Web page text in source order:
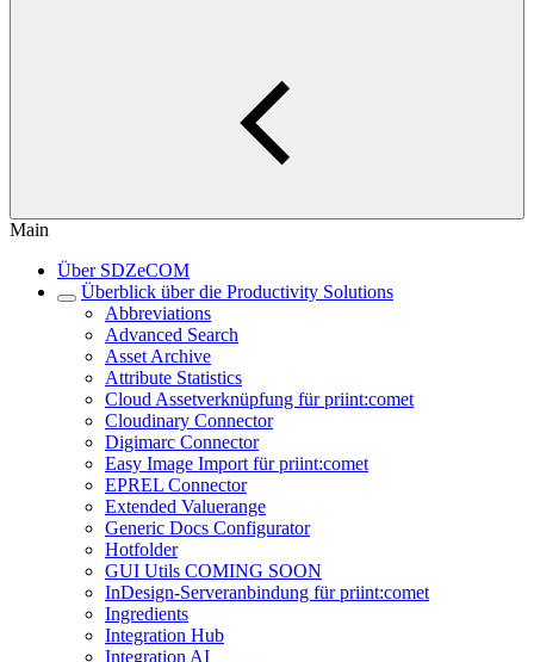
Main
Über SDZeCOM
Überblick über die Productivity Solutions
Abbreviations
Advanced Search
Asset Archive
Attribute Statistics
Cloud Assetverknüpfung für priint:comet
Cloudinary Connector
Digimarc Connector
Easy Image Import für priint:comet
EPREL Connector
Extended Valuerange
Generic Docs Configurator
Hotfolder
GUI Utils COMING SOON
InDesign-Serveranbindung für priint:comet
Ingredients
Integration Hub
Integration AI